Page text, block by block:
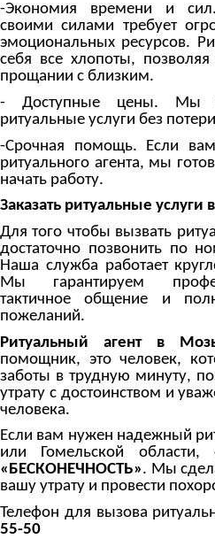
-Экономия времени и сил
своими силами требует
эмоциональных ресурсов.
себя все хлопоты,
прощании с близким.
- Доступные цены. Мы
ритуальные услуги без
-Срочная помощь. Если
ритуального агента, мы
начать работу.
Заказать ритуальные
Для того чтобы вызвать
достаточно позвонить по
Наша служба работает
Мы гарантируем
тактичное общение и
пожеланий.
Ритуальный агент в
помощник, это человек,
заботы в трудную минуту,
утрату с достоинством и
человека.
Если вам нужен надежный
или Гомельской
«БЕСКОНЕЧНОСТЬ». Мы
вашу утрату и провести
Телефон для вызова
55-50